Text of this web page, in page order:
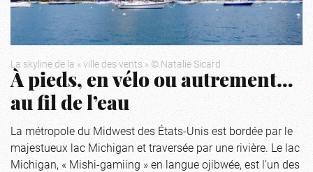
La skyline de la « ville des vents » © Natalie Sicard
À pieds, en vélo ou autrement…
au fil de l’eau
La métropole du Midwest des États-Unis est bordée par le
majestueux lac Michigan et traversée par une rivière. Le lac
Michigan, « Mishi-gamiing » en langue ojibwée, est l’un des